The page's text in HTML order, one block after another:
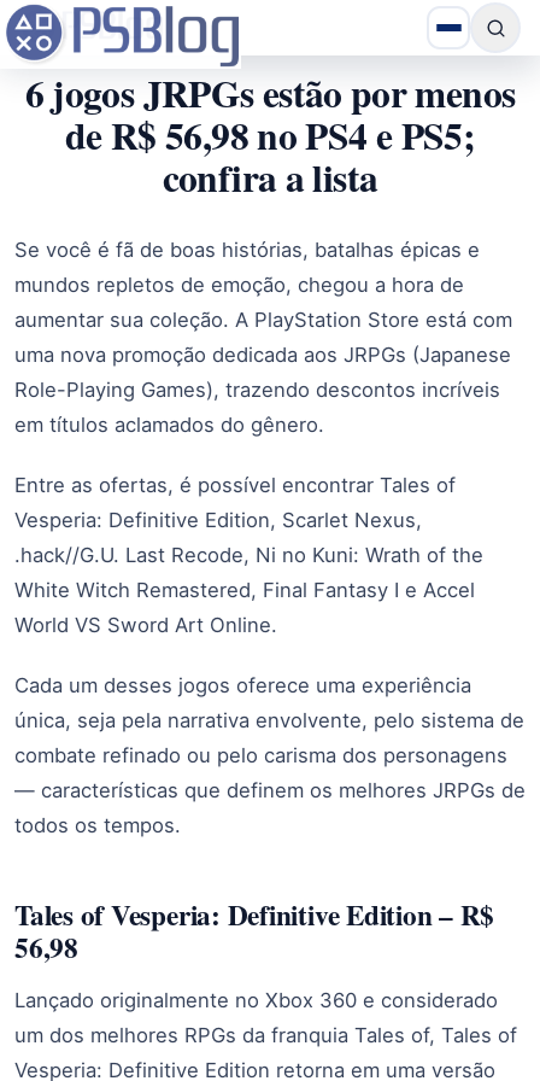
6 jogos JRPGs estão por menos
de R$ 56,98 no PS4 e PS5;
confira a lista
Se você é fã de boas histórias, batalhas épicas e
mundos repletos de emoção, chegou a hora de
aumentar sua coleção. A PlayStation Store está com
uma nova promoção dedicada aos JRPGs (Japanese
Role-Playing Games), trazendo descontos incríveis
em títulos aclamados do gênero.
Entre as ofertas, é possível encontrar Tales of
Vesperia: Definitive Edition, Scarlet Nexus,
.hack//G.U. Last Recode, Ni no Kuni: Wrath of the
White Witch Remastered, Final Fantasy I e Accel
World VS Sword Art Online.
Cada um desses jogos oferece uma experiência
única, seja pela narrativa envolvente, pelo sistema de
combate refinado ou pelo carisma dos personagens
— características que definem os melhores JRPGs de
todos os tempos.
Tales of Vesperia: Definitive Edition – R$
56,98
Lançado originalmente no Xbox 360 e considerado
um dos melhores RPGs da franquia Tales of, Tales of
Vesperia: Definitive Edition retorna em uma versão